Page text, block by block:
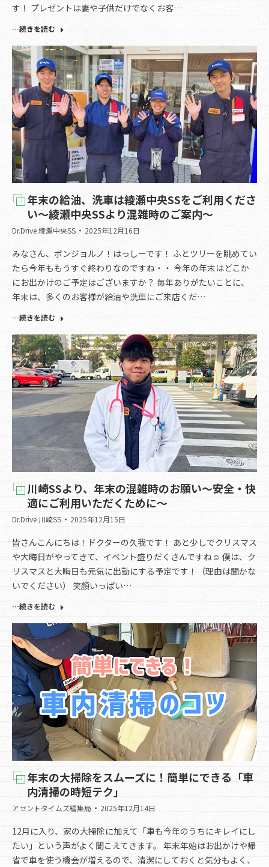
す！ プレゼントは妻や子供だけでなくお客…
…続きを読む
年末の給油、洗車は綾瀬中央SSをご利用くださ
い～綾瀬中央SSより混雑時のご案内～
Dr.Drive 綾瀬中央SS 2025年12月16日
みなさん、ボンジョルノ！はっしーです！ ふとツリーを眺めてい
たら今年ももうすぐ終わりなのですね・・ 今年の年末はどこか
にお出かけのご予定はございますか？ 毎年ありがたいことに、
年末は、多くのお客様が給油や洗車にご来店くだ…
…続きを読む
川崎SSより、年末の混雑時のお願い～安全・快
適にご利用いただくために～
Dr.Drive 川崎SS 2025年12月15日
皆さんこんにちは！ドクターの久我です！ あと少しでクリスマス
や大晦日がやってきて、イベント盛りだくさんですね☺ 僕は、ク
リスマスと大晦日も元気に出勤にする予定です！（理由は聞かな
いでください） 笑顔いっぱい…
…続きを読む
年末の大掃除をスムーズに！簡単にできる「車
内清掃の時短テク」
アセントタイムズ編集局 2025年12月14日
12月に入り、家の大掃除に加えて「車も今年のうちにキレイにし
たい」という声がよく聞こえてきます。 年末年始はお出かけや帰
省で車を使う機会が増えるので、清潔にしておくと気分もよく、